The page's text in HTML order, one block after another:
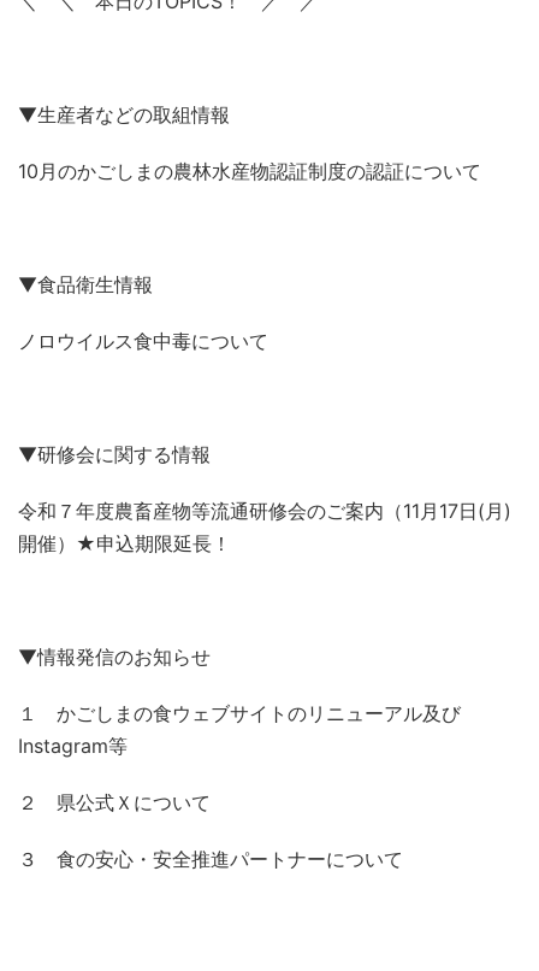
▼生産者などの取組情報
10月のかごしまの農林水産物認証制度の認証について
▼食品衛生情報
ノロウイルス食中毒について
▼研修会に関する情報
令和７年度農畜産物等流通研修会のご案内（11月17日(月)
開催）★申込期限延長！
▼情報発信のお知らせ
１ かごしまの食ウェブサイトのリニューアル及び
Instagram等
２ 県公式Ｘについて
３ 食の安心・安全推進パートナーについて